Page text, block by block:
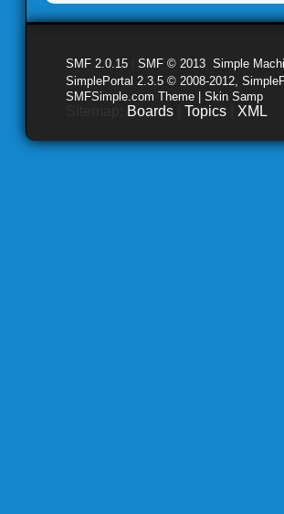
SMF 2.0.15 SMF © 2013 Simple
SimplePortal 2.3.5 © 2008-2012,
SMFSimple.com Theme | Skin Samp
Boards Topics XML